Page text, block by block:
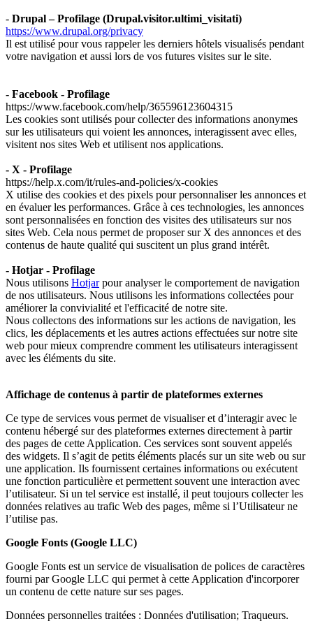
- Drupal – Profilage (Drupal.visitor.ultimi_visitati)
https://www.drupal.org/privacy
Il est utilisé pour vous rappeler les derniers hôtels visualisés pendant
votre navigation et aussi lors de vos futures visites sur le site.
- Facebook - Profilage
https://www.facebook.com/help/365596123604315
Les cookies sont utilisés pour collecter des informations anonymes
sur les utilisateurs qui voient les annonces, interagissent avec elles,
visitent nos sites Web et utilisent nos applications.
- X - Profilage
https://help.x.com/it/rules-and-policies/x-cookies
X utilise des cookies et des pixels pour personnaliser les annonces et
en évaluer les performances. Grâce à ces technologies, les annonces
sont personnalisées en fonction des visites des utilisateurs sur nos
sites Web. Cela nous permet de proposer sur X des annonces et des
contenus de haute qualité qui suscitent un plus grand intérêt.
- Hotjar - Profilage
Nous utilisons Hotjarpour analyser le comportement de navigation
de nos utilisateurs. Nous utilisons les informations collectées pour
améliorer la convivialité et l'efficacité de notre site.
Nous collectons des informations sur les actions de navigation, les
clics, les déplacements et les autres actions effectuées sur notre site
web pour mieux comprendre comment les utilisateurs interagissent
avec les éléments du site.
Affichage de contenus à partir de plateformes externes
Ce type de services vous permet de visualiser et d’interagir avec le
contenu hébergé sur des plateformes externes directement à partir
des pages de cette Application. Ces services sont souvent appelés
des widgets. Il s’agit de petits éléments placés sur un site web ou sur
une application. Ils fournissent certaines informations ou exécutent
une fonction particulière et permettent souvent une interaction avec
l’utilisateur. Si un tel service est installé, il peut toujours collecter les
données relatives au trafic Web des pages, même si l’Utilisateur ne
l’utilise pas.
Google Fonts (Google LLC)
Google Fonts est un service de visualisation de polices de caractères
fourni par Google LLC qui permet à cette Application d'incorporer
un contenu de cette nature sur ses pages.
Données personnelles traitées : Données d'utilisation; Traqueurs.